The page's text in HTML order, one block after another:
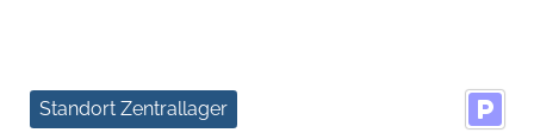
Standort Zentrallager